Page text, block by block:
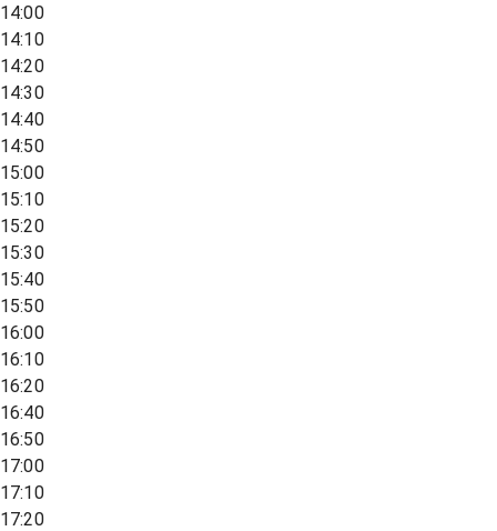
14:00
14:10
14:20
14:30
14:40
14:50
15:00
15:10
15:20
15:30
15:40
15:50
16:00
16:10
16:20
16:40
16:50
17:00
17:10
17:20